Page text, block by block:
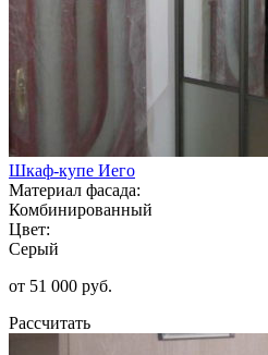
Шкаф-купе Иего
Материал фасада:
Комбинированный
Цвет:
Серый
от 51 000 руб.
Рассчитать